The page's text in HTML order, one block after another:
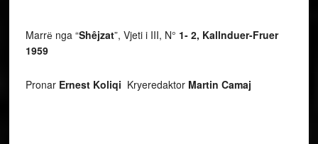
Marrё nga “Shêjzat”, Vjeti i III, N° 1- 2, Kallnduer-Fruer
1959
Pronar Ernest Koliqi Kryeredaktor Martin Camaj